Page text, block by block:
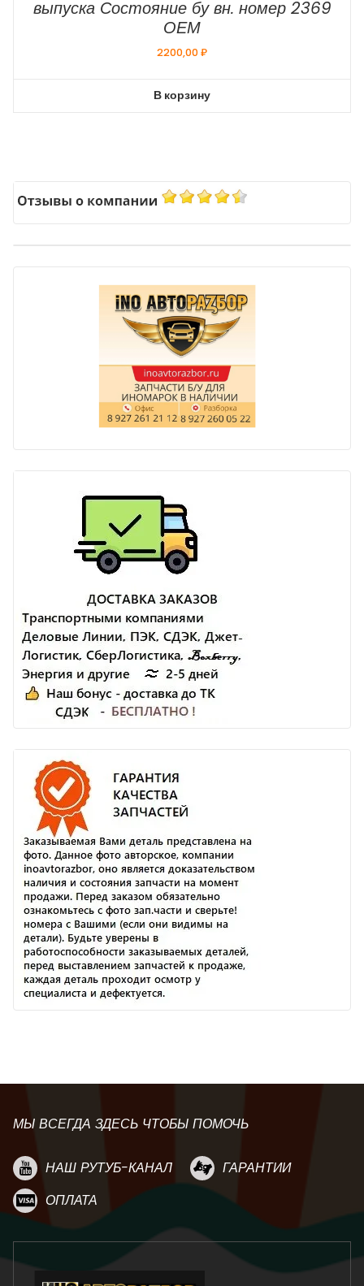
выпуска Состояние бу вн. номер 2369
ОЕМ
2200,00₽
В корзину
МЫ ВСЕГДА ЗДЕСЬ ЧТОБЫ ПОМОЧЬ
НАШ РУТУБ-КАНАЛ
ГАРАНТИИ
ОПЛАТА